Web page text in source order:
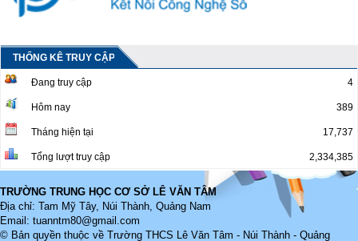
THỐNG KÊ TRUY CẬP
Đang truy cập 4
Hôm nay 389
Tháng hiện tại 17,737
Tổng lượt truy cập 2,334,385
TRƯỜNG TRUNG HỌC CƠ SỞ LÊ VĂN TÂM
Địa chỉ: Tam Mỹ Tây, Núi Thành, Quảng Nam
Email: tuanntm80@gmail.com
© Bản quyền thuộc về Trường THCS Lê Văn Tâm - Núi Thành - Quảng